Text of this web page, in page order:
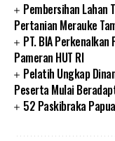
Pembersihan Lahan
Pertanian Merauke
PT. BIA
Pameran HUT RI
Pelatih Ungkap
Peserta Mulai
52 Paskibraka